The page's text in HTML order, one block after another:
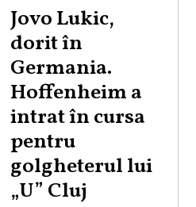
Jovo Lukic,
dorit în
Germania.
Hoffenheim a
intrat în cursa
pentru
golgheterul lui
„U” Cluj